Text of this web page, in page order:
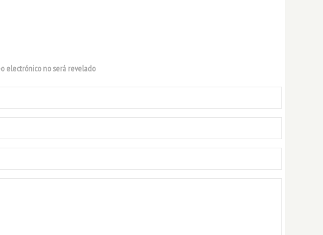
electrónico no será revelado